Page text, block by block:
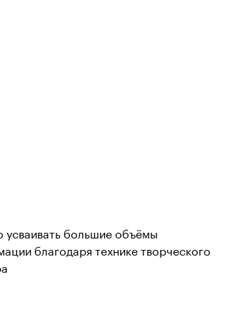
усваивать большие объёмы
благодаря технике творческого